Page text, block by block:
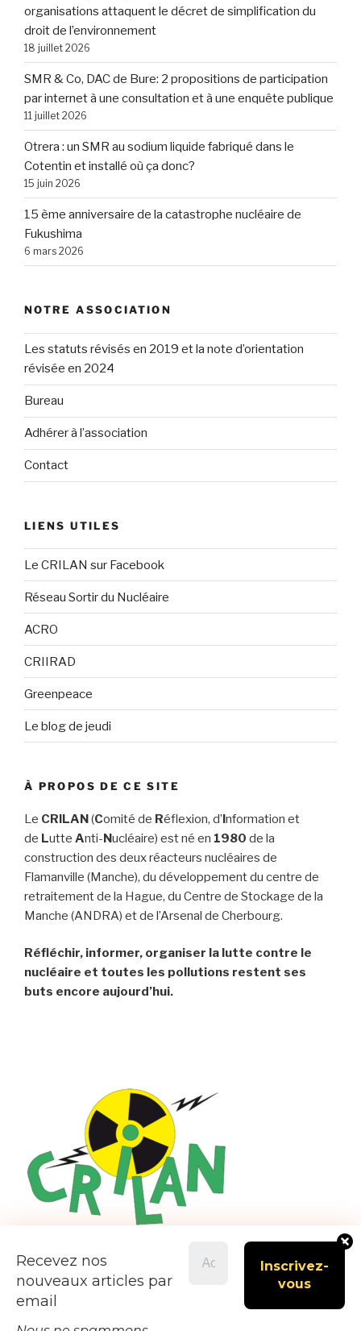
Recevez nos
nouveaux articles par
email
organisations attaquent le décret de simplification du
droit de l’environnement
18 juillet 2026
SMR & Co, DAC de Bure: 2 propositions de participation
par internet à une consultation et à une enquête publique
11 juillet 2026
Otrera : un SMR au sodium liquide fabriqué dans le
Cotentin et installé où ça donc?
15 juin 2026
15 ème anniversaire de la catastrophe nucléaire de
Fukushima
6 mars 2026
NOTRE ASSOCIATION
Les statuts révisés en 2019 et la note d’orientation
révisée en 2024
Bureau
Adhérer à l’association
Contact
LIENS UTILES
Le CRILAN sur Facebook
Réseau Sortir du Nucléaire
ACRO
CRIIRAD
Greenpeace
Le blog de jeudi
À PROPOS DE CE SITE
Le CRILAN(Comité de Réflexion, d’Information et
de Lutte Anti-Nucléaire) est né en 1980 de la
construction des deux réacteurs nucléaires de
Flamanville (Manche), du développement du centre de
retraitement de la Hague, du Centre de Stockage de la
Manche (ANDRA) et de l’Arsenal de Cherbourg.
Réfléchir, informer, organiser la lutte contre le
nucléaire et toutes les pollutions restent ses
buts encore aujourd’hui.